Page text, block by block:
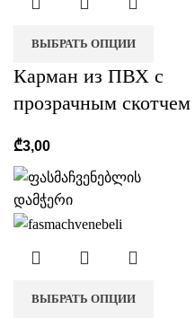
ВЫБРАТЬ ОПЦИИ
Карман из ПВХ с
прозрачным скотчем
₾3,00
ВЫБРАТЬ ОПЦИИ